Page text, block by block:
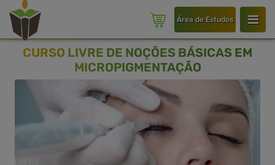
Área de Estudos
CURSO LIVRE DE NOÇÕES BÁSICAS EM
MICROPIGMENTAÇÃO